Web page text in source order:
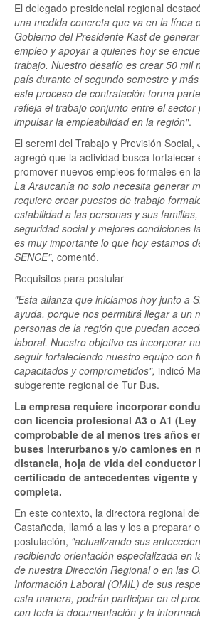
El delegado presidencial regional
una medida concreta que va en la línea
Gobierno del Presidente Kast de
empleo y apoyar a quienes hoy se
trabajo. Nuestro desafío es crear 50 mil
país durante el segundo semestre y
este proceso de contratación forma
refleja el trabajo conjunto entre el
impulsar la empleabilidad en la región".
El seremi del Trabajo y Previsión Social,
agregó que la actividad busca fortalecer
promover nuevos empleos formales en
La Araucanía no solo necesita generar
requiere crear puestos de trabajo
estabilidad a las personas y sus
seguridad social y mejores condiciones
es muy importante lo que hoy estamos
SENCE", comentó.
Requisitos para postular
"Esta alianza que iniciamos hoy junto a
ayuda, porque nos permitirá llegar a un
personas de la región que puedan
laboral. Nuestro objetivo es incorporar
seguir fortaleciendo nuestro equipo con
capacitados y comprometidos", indicó
subgerente regional de Tur Bus.
La empresa requiere incorporar
con licencia profesional A3 o A1 (Ley
comprobable de al menos tres años
buses interurbanos y/o camiones en
distancia, hoja de vida del conductor
certificado de antecedentes vigente
completa.
En este contexto, la directora regional
Castañeda, llamó a las y los a preparar
postulación, "actualizando sus
recibiendo orientación especializada en
de nuestra Dirección Regional o en las
Información Laboral (OMIL) de sus
esta manera, podrán participar en el
con toda la documentación y la